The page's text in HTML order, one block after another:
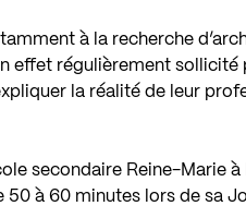
à la recherche
effet régulièrement
la réalité de leur
secondaire Reine-Marie
50 à 60 minutes lors de sa